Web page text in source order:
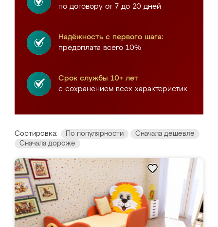
по договору от 7 до 20 дней
Надёжность с первого шага:
предоплата всего 10%
Срок службы 10+ лет
с сохранением всех характеристик
Сортировка: По популярности
Сначала дешевле
Сначала дороже